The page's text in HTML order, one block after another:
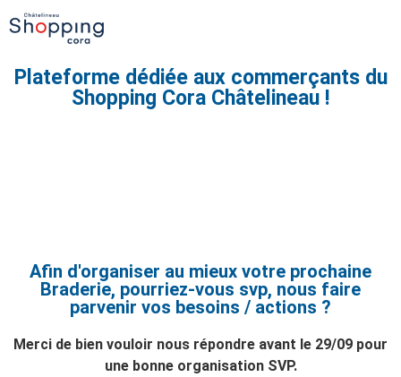
Plateforme dédiée aux commerçants du
Shopping Cora Châtelineau !
Afin d'organiser au mieux votre prochaine
Braderie, pourriez-vous svp, nous faire
parvenir vos besoins / actions ?
Merci de bien vouloir nous répondre avant le 29/09 pour
une bonne organisation SVP.